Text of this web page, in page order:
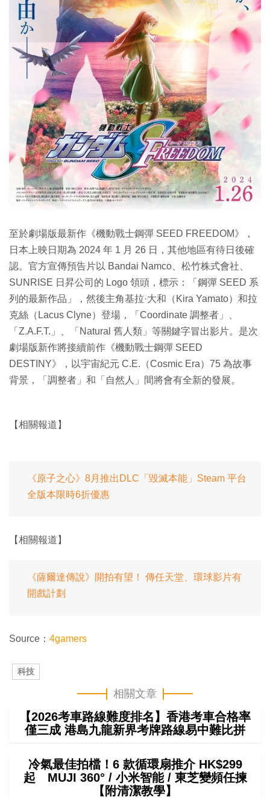
至於劇場版最新作《機動戰士鋼彈 SEED FREEDOM》，
日本上映日期為 2024 年 1 月 26 日，其他地區有待日後確
認。官方宣傳預告片以 Bandai Namco、松竹株式會社、
SUNRISE 日昇公司的 Logo 領頭，標示：「鋼彈 SEED 系
列的最新作品」，然後主角基拉·大和（Kira Yamato）和拉
克絲（Lacus Clyne）登場，「Coordinate 調整者」、
「Z.A.F.T.」、「Natural 舊人類」等關鍵字冒出影片。是次
劇場版新作將接續前作《機動戰士鋼彈 SEED
DESTINY》，以宇宙紀元 C.E.（Cosmic Era）75 為故事
背景，「調整者」和「自然人」間將會有全新的發展。
【相關報道】
《原子之心》8月推出DLC「毀滅本能」Steam 平台
全版本限時6折優惠
【相關報道】
《薩爾達傳說》開拍有望！ 傳任天堂、環球影片有
開戲計劃
Source： 4gamers
科技
相關文章
【2026考車路線難度排名】香港考車合格率
僅三成 港島九龍新界考牌路線易中難比拼
冷氣最佳拍檔！6 款循環扇推介 HK$299
起 MUJI 360° / 小米智能 / 東芝變頻任揀
【附清潔教學】